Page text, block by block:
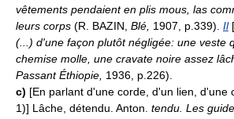
vêtements pendaient en plis mous, las
leurs corps (R. BAZIN, Blé, 1907, p.339). Il[
(...) d'une façon plutôt négligée: une veste
chemise molle, une cravate noire assez
Passant Éthiopie, 1936, p.226).
c) [En parlant d'une corde, d'un lien, d'une
1)] Lâche, détendu. Anton. tendu. Les